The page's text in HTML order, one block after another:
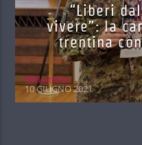
“Liberi
vivere”: la
trentina
Red.azione
10 GIUGNO 2021